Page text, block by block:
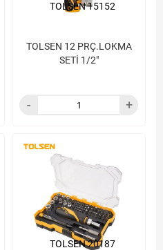
TOLSEN 12 PRÇ.LOKMA
SETİ 1/2"
TOLSEN 15152
TOLSEN 20187